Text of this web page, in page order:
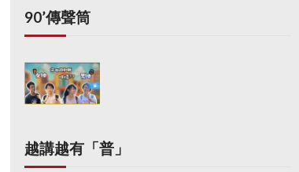
90’傳聲筒
越講越有「普」